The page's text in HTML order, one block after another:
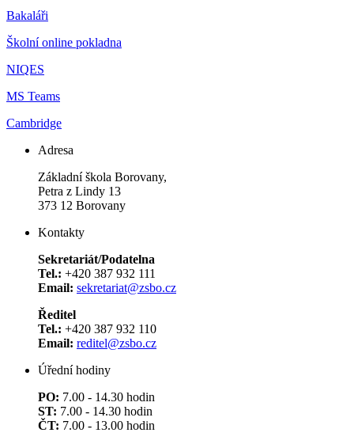
Bakaláři
Školní online pokladna
NIQES
MS Teams
Cambridge
Adresa
Základní škola Borovany,
Petra z Lindy 13
373 12 Borovany
Kontakty
Sekretariát/Podatelna
Tel.: +420 387 932 111
Email: sekretariat@zsbo.cz
Ředitel
Tel.: +420 387 932 110
Email: reditel@zsbo.cz
Úřední hodiny
PO: 7.00 - 14.30 hodin
ST: 7.00 - 14.30 hodin
ČT: 7.00 - 13.00 hodin